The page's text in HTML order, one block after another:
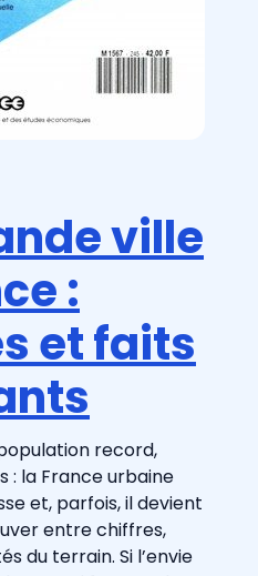
ville
:
et faits
record,
: la France urbaine
et, parfois, il devient
entre chiffres,
du terrain. Si l’envie